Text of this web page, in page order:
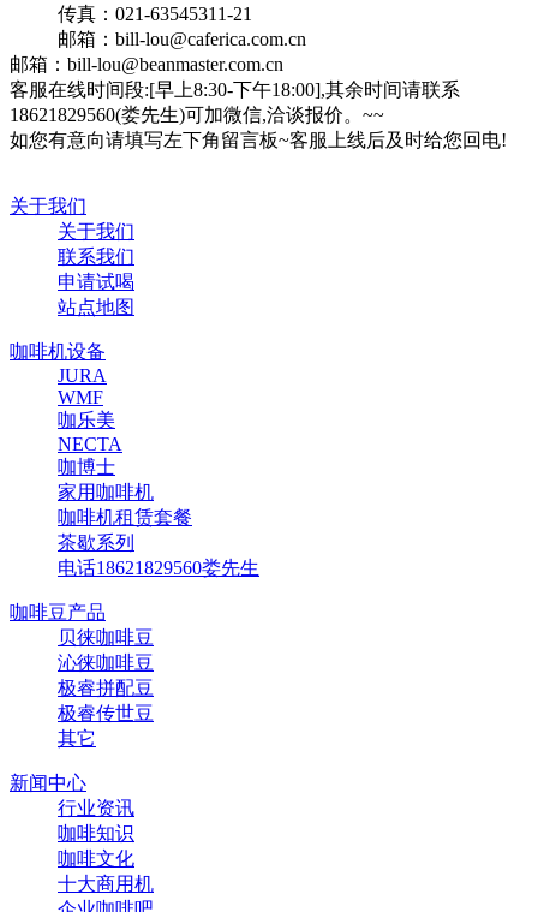
传真：021-63545311-21
邮箱：bill-lou@caferica.com.cn
邮箱：bill-lou@beanmaster.com.cn
客服在线时间段:[早上8:30-下午18:00],其余时间请联系
18621829560(娄先生)可加微信,洽谈报价。~~
如您有意向请填写左下角留言板~客服上线后及时给您回电!
关于我们
关于我们
联系我们
申请试喝
站点地图
咖啡机设备
JURA
WMF
咖乐美
NECTA
咖博士
家用咖啡机
咖啡机租赁套餐
茶歇系列
电话18621829560娄先生
咖啡豆产品
贝徕咖啡豆
沁徕咖啡豆
极睿拼配豆
极睿传世豆
其它
新闻中心
行业资讯
咖啡知识
咖啡文化
十大商用机